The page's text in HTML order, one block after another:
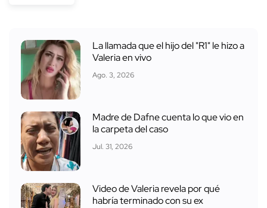
La llamada que el hijo del "R1" le hizo a
Valeria en vivo
Ago. 3, 2026
Madre de Dafne cuenta lo que vio en
la carpeta del caso
Jul. 31, 2026
Video de Valeria revela por qué
habría terminado con su ex